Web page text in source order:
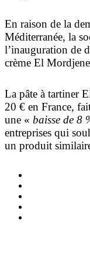
En raison de la
Méditerranée, la
l’inauguration de
crème El
La pâte à tartiner
20 € en France,
une « baisse de 8
entreprises qui
un produit